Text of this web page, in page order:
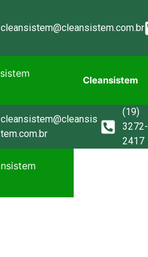
cleansistem@cleansistem.com.br
Cleansistem
cleansistem@cleansis
tem.com.br
(19)
3272-
2417